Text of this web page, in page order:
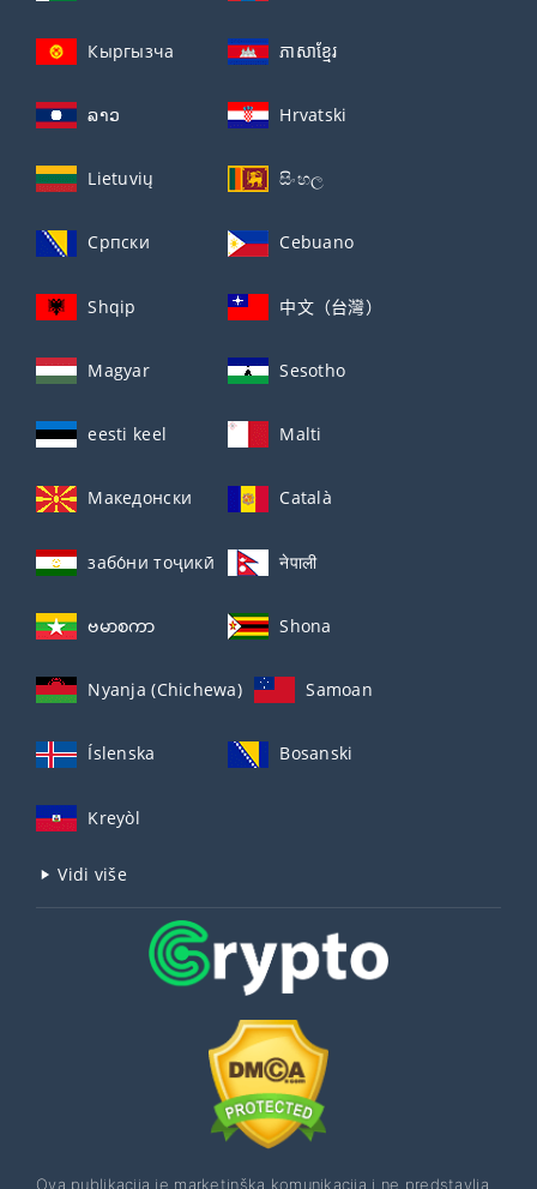
Кыргызча ភាសាខ្មែរ
ລາວ Hrvatski
Lietuvių සිංහල
Српски Cebuano
Shqip 中文（台灣）
Magyar Sesotho
eesti keel Malti
Македонски Català
забо́ни тоҷикӣ́ नेपाली
ဗမာစကာ Shona
Nyanja (Chichewa) Samoan
Íslenska Bosanski
Kreyòl
Vidi više
Ova publikacija je marketinška komunikacija i ne predstavlja